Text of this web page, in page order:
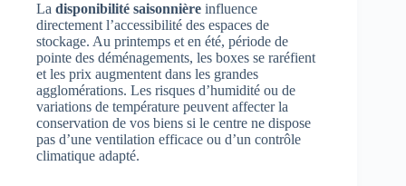
La disponibilité saisonnière influence
directement l’accessibilité des espaces de
stockage. Au printemps et en été, période de
pointe des déménagements, les boxes se raréfient
et les prix augmentent dans les grandes
agglomérations. Les risques d’humidité ou de
variations de température peuvent affecter la
conservation de vos biens si le centre ne dispose
pas d’une ventilation efficace ou d’un contrôle
climatique adapté.